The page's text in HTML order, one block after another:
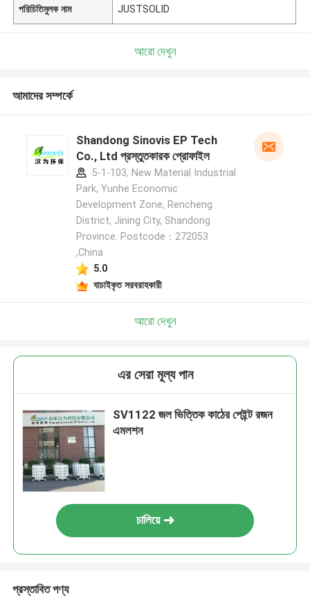
পরিচিতিমুলক নাম JUSTSOLID
আরো দেখুন
আমাদের সম্পর্কে
Shandong Sinovis EP Tech
Co., Ltd প্রস্তুতকারক প্রোফাইল
5-1-103, New Material Industrial
Park, Yunhe Economic
Development Zone, Rencheng
District, Jining City, Shandong
Province. Postcode：272053
,China
5.0
যাচাইকৃত সরবরাহকারী
আরো দেখুন
এর সেরা মূল্য পান
SV1122 জল ভিত্তিক কাঠের পেইন্ট রজন
এমলশন
চালিয়ে
প্রস্তাবিত পণ্য